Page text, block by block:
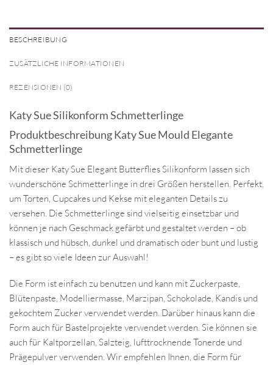
BESCHREIBUNG
ZUSÄTZLICHE INFORMATIONEN
REZENSIONEN (0)
Katy Sue Silikonform Schmetterlinge
Produktbeschreibung Katy Sue Mould Elegante
Schmetterlinge
Mit dieser Katy Sue Elegant Butterflies Silikonform lassen sich
wunderschöne Schmetterlinge in drei Größen herstellen. Perfekt,
um Torten, Cupcakes und Kekse mit eleganten Details zu
versehen. Die Schmetterlinge sind vielseitig einsetzbar und
können je nach Geschmack gefärbt und gestaltet werden – ob
klassisch und hübsch, dunkel und dramatisch oder bunt und lustig
– es gibt so viele Ideen zur Auswahl!
Die Form ist einfach zu benutzen und kann mit Zuckerpaste,
Blütenpaste, Modelliermasse, Marzipan, Schokolade, Kandis und
gekochtem Zucker verwendet werden. Darüber hinaus kann die
Form auch für Bastelprojekte verwendet werden. Sie können sie
auch für Kaltporzellan, Salzteig, lufttrocknende Tonerde und
Prägepulver verwenden. Wir empfehlen Ihnen, die Form für